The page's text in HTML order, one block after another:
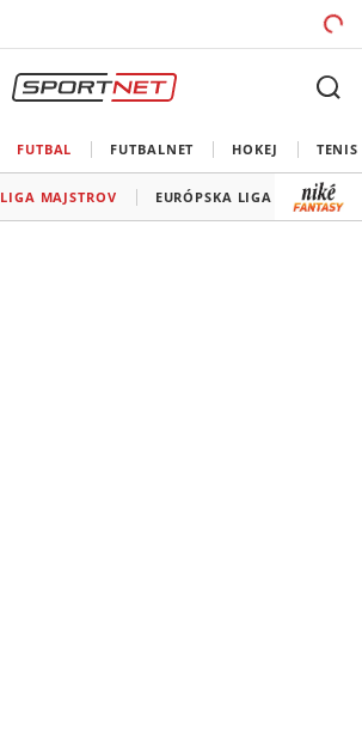
FUTBAL FUTBALNET HOKEJ TENIS
LIGA MAJSTROV EURÓPSKA LIGA